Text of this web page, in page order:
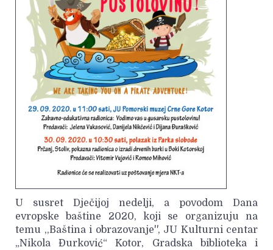
U susret Dječijoj nedelji, a povodom Dana
evropske baštine 2020, koji se organizuju na
temu ,,Baština i obrazovanje'', JU Kulturni centar
„Nikola Đurković“ Kotor, Gradska biblioteka i